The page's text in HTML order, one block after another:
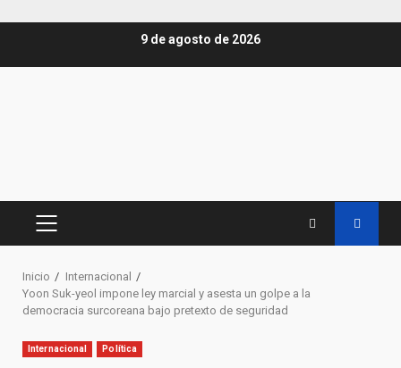
9 de agosto de 2026
MENÚ
Inicio
Internacional
Yoon Suk-yeol impone ley marcial y asesta un golpe a la
democracia surcoreana bajo pretexto de seguridad
Internacional Política